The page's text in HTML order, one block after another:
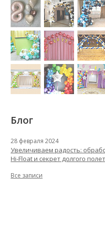
Блог
28 февраля 2024
Увеличиваем радость:
Hi-Float и секрет долгого
Все записи